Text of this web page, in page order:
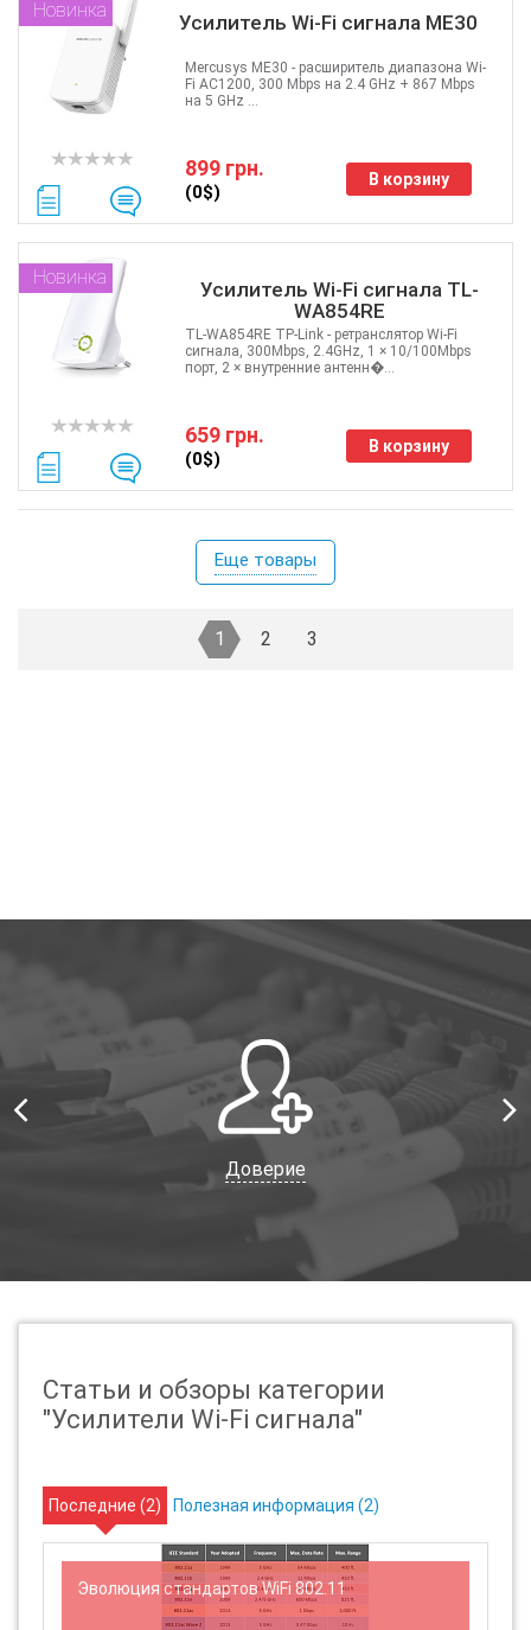
Усилитель Wi-Fi сигнала ME30
Новинка
899 грн.
(0$)
В корзину
Mercusys ME30 - расширитель диапазона Wi-
Fi AC1200, 300 Mbps на 2.4 GHz + 867 Mbps
на 5 GHz ...
Усилитель Wi-Fi сигнала TL-
WA854RE
Новинка
659 грн.
(0$)
В корзину
TL-WA854RE TP-Link - ретранслятор Wi-Fi
сигнала, 300Mbps, 2.4GHz, 1 × 10/100Mbps
порт, 2 × внутренние антенн�...
Еще товары
1 2 3
Доверие
Статьи и обзоры категории
"Усилители Wi-Fi сигнала"
Последние (2) Полезная информация (2)
Эволюция стандартов WiFi 802.11